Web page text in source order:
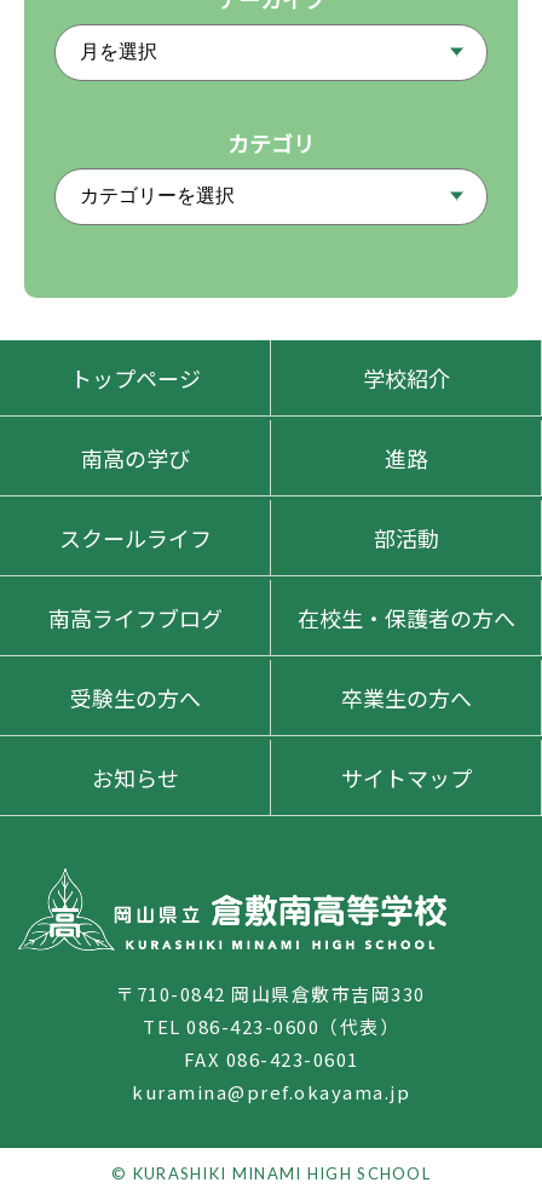
カテゴリ
〒710-0842 岡山県倉敷市吉岡330
TEL 086-423-0600（代表）
FAX 086-423-0601
kuramina@pref.okayama.jp
トップページ 学校紹介
南高の学び 進路
スクールライフ 部活動
南高ライフブログ 在校生・保護者の方へ
受験生の方へ 卒業生の方へ
お知らせ サイトマップ
© KURASHIKI MINAMI HIGH SCHOOL